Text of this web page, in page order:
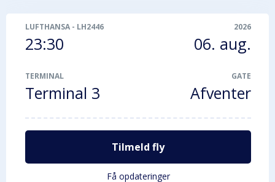
LUFTHANSA - LH2446
23:30
2026
06. aug.
TERMINAL
Terminal 3
GATE
Afventer
Tilmeld fly
Få opdateringer